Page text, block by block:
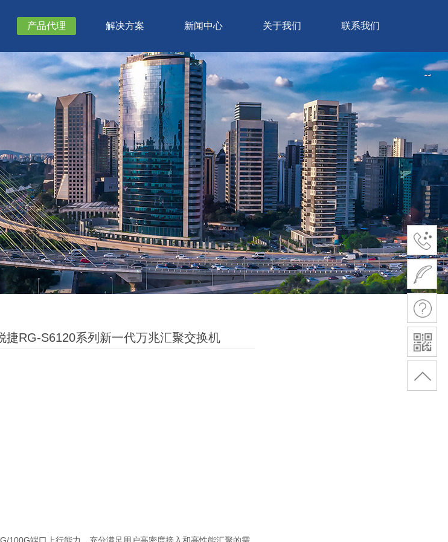
产品代理 解决方案 新闻中心 关于我们 联系我们
捷RG-S6120系列新一代万兆汇聚交换机